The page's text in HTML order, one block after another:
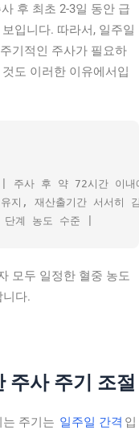
후 최초 2-3일 동안 급
입니다. 따라서, 일주일
기적인 주사가 필요하
도 이러한 이유에서입
사 후 약 72시간 이
, 재산출기간 서서히
모두 일정한 혈중 농도
다.
주사 주기 조절
주기는 일주일 간격 입